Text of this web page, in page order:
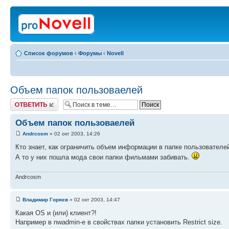
Список форумов ‹ Форумы ‹ Novell
Объем папок пользоваелей
Ответить
Объем папок пользоваелей
Andrcosm » 02 окт 2003, 14:26
Кто знает, как ограничить объем информации в папке
А то у них пошла мода свои папки фильмами забивать.
Andrcosm
Владимир Горяев » 02 окт 2003, 14:47
Какая OS и (или) клиент?!
Например в nwadmin-е в свойствах папки установить Restrict size.